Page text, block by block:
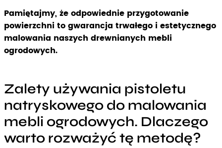
Pamiętajmy, że odpowiednie przygotowanie
powierzchni to gwarancja trwałego i estetycznego
malowania naszych drewnianych mebli
ogrodowych.
Zalety używania pistoletu
natryskowego do malowania
mebli ogrodowych. Dlaczego
warto rozważyć tę metodę?